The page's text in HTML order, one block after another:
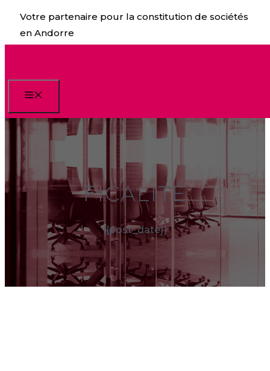
Aller
contenu
Votre partenaire pour la constitution de sociétés
en Andorre
FICALITÉ
{{post_date}}